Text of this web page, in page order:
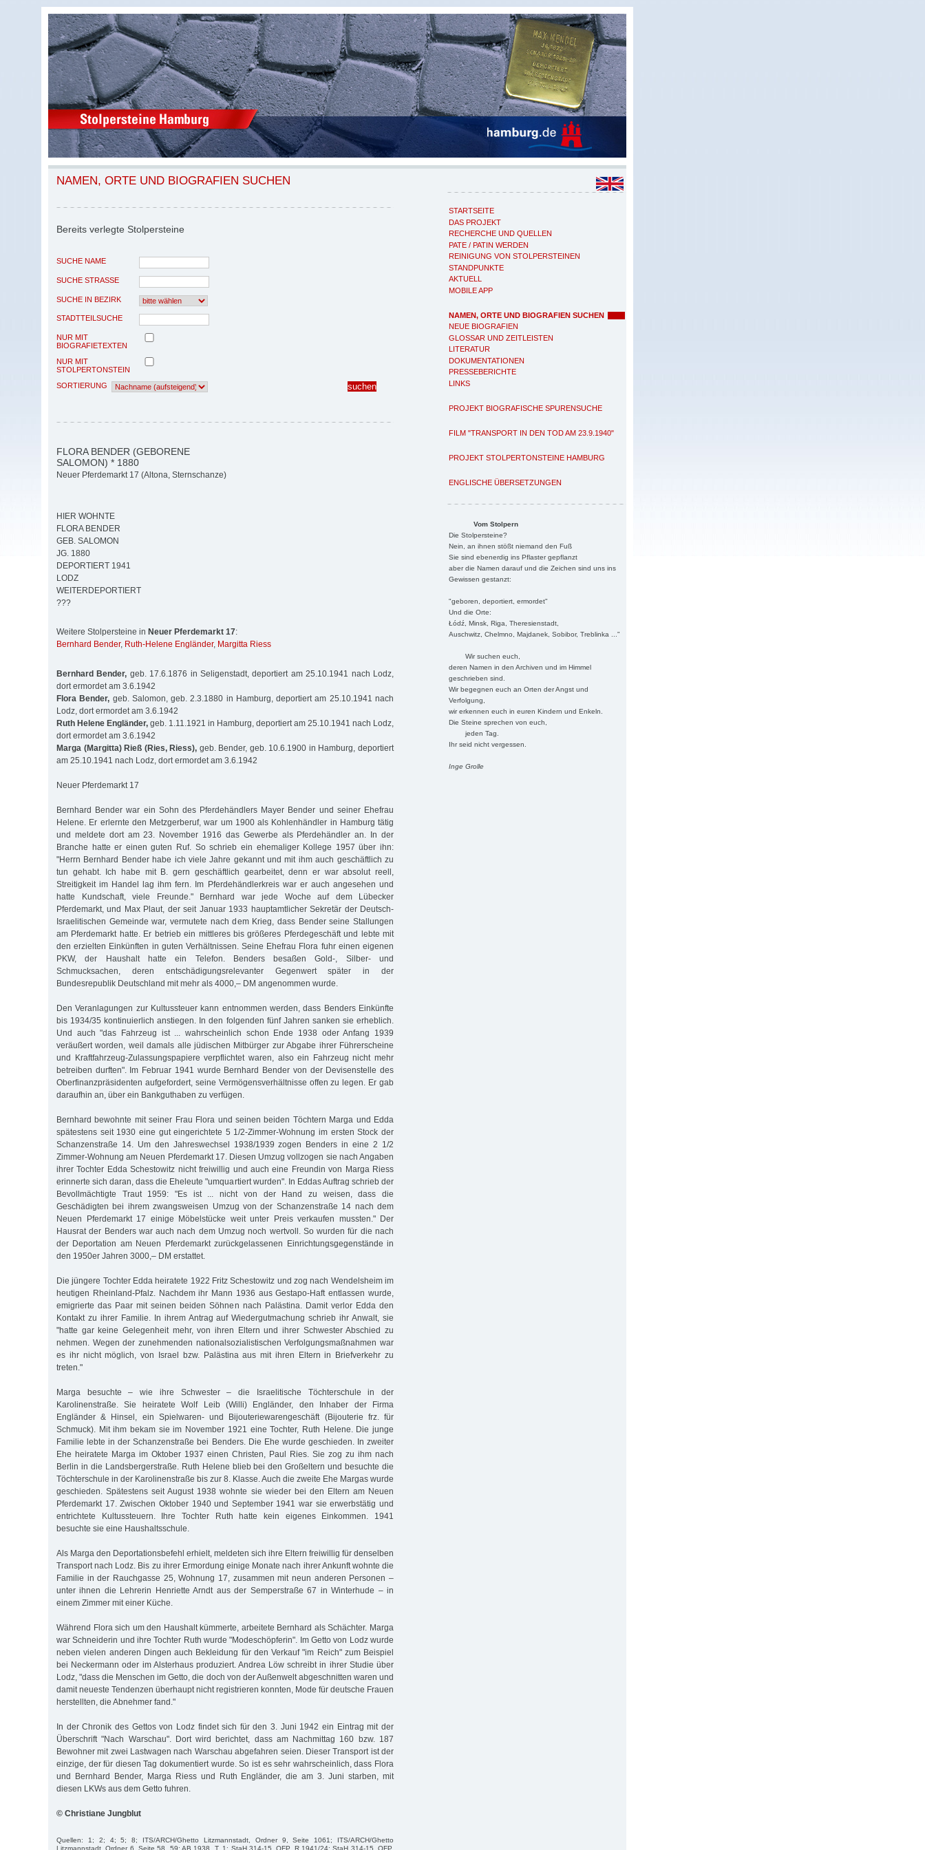
STARTSEITE
DAS PROJEKT
RECHERCHE UND QUELLEN
PATE / PATIN WERDEN
REINIGUNG VON STOLPERSTEINEN
STANDPUNKTE
AKTUELL
MOBILE APP
NAMEN, ORTE UND BIOGRAFIEN SUCHEN
NEUE BIOGRAFIEN
GLOSSAR UND ZEITLEISTEN
LITERATUR
DOKUMENTATIONEN
PRESSEBERICHTE
LINKS
PROJEKT BIOGRAFISCHE SPURENSUCHE
FILM "TRANSPORT IN DEN TOD AM 23.9.1940"
PROJEKT STOLPERTONSTEINE HAMBURG
ENGLISCHE ÜBERSETZUNGEN
Vom Stolpern
Die Stolpersteine?
Nein, an ihnen stößt niemand den Fuß
Sie sind ebenerdig ins Pflaster gepflanzt
aber die Namen darauf und die Zeichen sind uns ins
Gewissen gestanzt:
"geboren, deportiert, ermordet"
Und die Orte:
Łódź, Minsk, Riga, Theresienstadt,
Auschwitz, Chelmno, Majdanek, Sobibor, Treblinka ..."
Wir suchen euch,
deren Namen in den Archiven und im Himmel
geschrieben sind.
Wir begegnen euch an Orten der Angst und
Verfolgung,
wir erkennen euch in euren Kindern und Enkeln.
Die Steine sprechen von euch,
jeden Tag.
Ihr seid nicht vergessen.
Inge Grolle
NAMEN, ORTE UND BIOGRAFIEN SUCHEN
Bereits verlegte Stolpersteine
SUCHE NAME
SUCHE STRASSE
SUCHE IN BEZIRK
STADTTEILSUCHE
NUR MIT
BIOGRAFIETEXTEN
NUR MIT
STOLPERTONSTEIN
SORTIERUNG
FLORA BENDER (GEBORENE
SALOMON) * 1880
Neuer Pferdemarkt 17 (Altona, Sternschanze)
HIER WOHNTE
FLORA BENDER
GEB. SALOMON
JG. 1880
DEPORTIERT 1941
LODZ
WEITERDEPORTIERT
???
Weitere Stolpersteine in Neuer Pferdemarkt 17:
Bernhard Bender, Ruth-Helene Engländer, Margitta Riess
Bernhard Bender, geb. 17.6.1876 in Seligenstadt, deportiert am 25.10.1941 nach Lodz,
dort ermordet am 3.6.1942
Flora Bender, geb. Salomon, geb. 2.3.1880 in Hamburg, deportiert am 25.10.1941 nach
Lodz, dort ermordet am 3.6.1942
Ruth Helene Engländer, geb. 1.11.1921 in Hamburg, deportiert am 25.10.1941 nach Lodz,
dort ermordet am 3.6.1942
Marga (Margitta) Rieß (Ries, Riess), geb. Bender, geb. 10.6.1900 in Hamburg, deportiert
am 25.10.1941 nach Lodz, dort ermordet am 3.6.1942
Neuer Pferdemarkt 17
Bernhard Bender war ein Sohn des Pferdehändlers Mayer Bender und seiner Ehefrau
Helene. Er erlernte den Metzgerberuf, war um 1900 als Kohlenhändler in Hamburg tätig
und meldete dort am 23. November 1916 das Gewerbe als Pferdehändler an. In der
Branche hatte er einen guten Ruf. So schrieb ein ehemaliger Kollege 1957 über ihn:
"Herrn Bernhard Bender habe ich viele Jahre gekannt und mit ihm auch geschäftlich zu
tun gehabt. Ich habe mit B. gern geschäftlich gearbeitet, denn er war absolut reell,
Streitigkeit im Handel lag ihm fern. Im Pferdehändlerkreis war er auch angesehen und
hatte Kundschaft, viele Freunde." Bernhard war jede Woche auf dem Lübecker
Pferdemarkt, und Max Plaut, der seit Januar 1933 hauptamtlicher Sekretär der Deutsch-
Israelitischen Gemeinde war, vermutete nach dem Krieg, dass Bender seine Stallungen
am Pferdemarkt hatte. Er betrieb ein mittleres bis größeres Pferdegeschäft und lebte mit
den erzielten Einkünften in guten Verhältnissen. Seine Ehefrau Flora fuhr einen eigenen
PKW, der Haushalt hatte ein Telefon. Benders besaßen Gold-, Silber- und
Schmucksachen, deren entschädigungsrelevanter Gegenwert später in der
Bundesrepublik Deutschland mit mehr als 4000,– DM angenommen wurde.
Den Veranlagungen zur Kultussteuer kann entnommen werden, dass Benders Einkünfte
bis 1934/35 kontinuierlich anstiegen. In den folgenden fünf Jahren sanken sie erheblich.
Und auch "das Fahrzeug ist ... wahrscheinlich schon Ende 1938 oder Anfang 1939
veräußert worden, weil damals alle jüdischen Mitbürger zur Abgabe ihrer Führerscheine
und Kraftfahrzeug-Zulassungspapiere verpflichtet waren, also ein Fahrzeug nicht mehr
betreiben durften". Im Februar 1941 wurde Bernhard Bender von der Devisenstelle des
Oberfinanzpräsidenten aufgefordert, seine Vermögensverhältnisse offen zu legen. Er gab
daraufhin an, über ein Bankguthaben zu verfügen.
Bernhard bewohnte mit seiner Frau Flora und seinen beiden Töchtern Marga und Edda
spätestens seit 1930 eine gut eingerichtete 5 1/2-Zimmer-Wohnung im ersten Stock der
Schanzenstraße 14. Um den Jahreswechsel 1938/1939 zogen Benders in eine 2 1/2
Zimmer-Wohnung am Neuen Pferdemarkt 17. Diesen Umzug vollzogen sie nach Angaben
ihrer Tochter Edda Schestowitz nicht freiwillig und auch eine Freundin von Marga Riess
erinnerte sich daran, dass die Eheleute "umquartiert wurden". In Eddas Auftrag schrieb der
Bevollmächtigte Traut 1959: "Es ist ... nicht von der Hand zu weisen, dass die
Geschädigten bei ihrem zwangsweisen Umzug von der Schanzenstraße 14 nach dem
Neuen Pferdemarkt 17 einige Möbelstücke weit unter Preis verkaufen mussten." Der
Hausrat der Benders war auch nach dem Umzug noch wertvoll. So wurden für die nach
der Deportation am Neuen Pferdemarkt zurückgelassenen Einrichtungsgegenstände in
den 1950er Jahren 3000,– DM erstattet.
Die jüngere Tochter Edda heiratete 1922 Fritz Schestowitz und zog nach Wendelsheim im
heutigen Rheinland-Pfalz. Nachdem ihr Mann 1936 aus Gestapo-Haft entlassen wurde,
emigrierte das Paar mit seinen beiden Söhnen nach Palästina. Damit verlor Edda den
Kontakt zu ihrer Familie. In ihrem Antrag auf Wiedergutmachung schrieb ihr Anwalt, sie
"hatte gar keine Gelegenheit mehr, von ihren Eltern und ihrer Schwester Abschied zu
nehmen. Wegen der zunehmenden nationalsozialistischen Verfolgungsmaßnahmen war
es ihr nicht möglich, von Israel bzw. Palästina aus mit ihren Eltern in Briefverkehr zu
treten."
Marga besuchte – wie ihre Schwester – die Israelitische Töchterschule in der
Karolinenstraße. Sie heiratete Wolf Leib (Willi) Engländer, den Inhaber der Firma
Engländer & Hinsel, ein Spielwaren- und Bijouteriewarengeschäft (Bijouterie frz. für
Schmuck). Mit ihm bekam sie im November 1921 eine Tochter, Ruth Helene. Die junge
Familie lebte in der Schanzenstraße bei Benders. Die Ehe wurde geschieden. In zweiter
Ehe heiratete Marga im Oktober 1937 einen Christen, Paul Ries. Sie zog zu ihm nach
Berlin in die Landsbergerstraße. Ruth Helene blieb bei den Großeltern und besuchte die
Töchterschule in der Karolinenstraße bis zur 8. Klasse. Auch die zweite Ehe Margas wurde
geschieden. Spätestens seit August 1938 wohnte sie wieder bei den Eltern am Neuen
Pferdemarkt 17. Zwischen Oktober 1940 und September 1941 war sie erwerbstätig und
entrichtete Kultussteuern. Ihre Tochter Ruth hatte kein eigenes Einkommen. 1941
besuchte sie eine Haushaltsschule.
Als Marga den Deportationsbefehl erhielt, meldeten sich ihre Eltern freiwillig für denselben
Transport nach Lodz. Bis zu ihrer Ermordung einige Monate nach ihrer Ankunft wohnte die
Familie in der Rauchgasse 25, Wohnung 17, zusammen mit neun anderen Personen –
unter ihnen die Lehrerin Henriette Arndt aus der Semperstraße 67 in Winterhude – in
einem Zimmer mit einer Küche.
Während Flora sich um den Haushalt kümmerte, arbeitete Bernhard als Schächter. Marga
war Schneiderin und ihre Tochter Ruth wurde "Modeschöpferin". Im Getto von Lodz wurde
neben vielen anderen Dingen auch Bekleidung für den Verkauf "im Reich" zum Beispiel
bei Neckermann oder im Alsterhaus produziert. Andrea Löw schreibt in ihrer Studie über
Lodz, "dass die Menschen im Getto, die doch von der Außenwelt abgeschnitten waren und
damit neueste Tendenzen überhaupt nicht registrieren konnten, Mode für deutsche Frauen
herstellten, die Abnehmer fand."
In der Chronik des Gettos von Lodz findet sich für den 3. Juni 1942 ein Eintrag mit der
Überschrift "Nach Warschau". Dort wird berichtet, dass am Nachmittag 160 bzw. 187
Bewohner mit zwei Lastwagen nach Warschau abgefahren seien. Dieser Transport ist der
einzige, der für diesen Tag dokumentiert wurde. So ist es sehr wahrscheinlich, dass Flora
und Bernhard Bender, Marga Riess und Ruth Engländer, die am 3. Juni starben, mit
diesen LKWs aus dem Getto fuhren.
© Christiane Jungblut
Quellen: 1; 2; 4; 5; 8; ITS/ARCH/Ghetto Litzmannstadt, Ordner 9, Seite 1061; ITS/ARCH/Ghetto
Litzmannstadt, Ordner 6, Seite 58, 59; AB 1938, T. 1; StaH 314-15, OFP, R 1941/24; StaH 314-15, OFP,